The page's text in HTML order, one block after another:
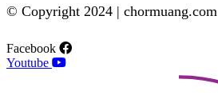
© Copyright 2024 | chormuang.com
Facebook
Youtube